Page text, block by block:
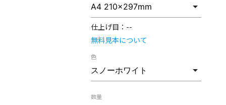
仕上げ目： --
無料見本について
色
数量